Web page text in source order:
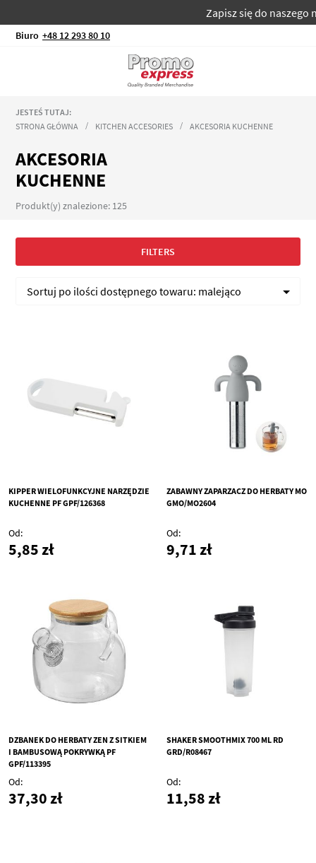
Zapisz się do naszego
Biuro +48 12 293 80 10
JESTEŚ TUTAJ:
STRONA GŁÓWNA
KITCHEN ACCESORIES AKCESORIA KUCHENNE
AKCESORIA
KUCHENNE
Produkt(y) znalezione: 125
FILTERS
Sortuj po ilości dostępnego towaru: malejąco
KIPPER WIELOFUNKCYJNE NARZĘDZIE
KUCHENNE PF GPF/126368
Od
5,85 zł
ZABAWNY ZAPARZACZ DO HERBATY MO
GMO/MO2604
Od
9,71 zł
DZBANEK DO HERBATY ZEN Z SITKIEM
I BAMBUSOWĄ POKRYWKĄ PF
GPF/113395
Od
37,30 zł
SHAKER SMOOTHMIX 700 ML RD
GRD/R08467
Od
11,58 zł